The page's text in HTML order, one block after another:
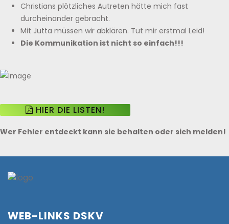
Christians plötzliches Autreten hätte mich fast
durcheinander gebracht.
Mit Jutta müssen wir abklären. Tut mir erstmal Leid!
Die Kommunikation ist nicht so einfach!!!
HIER DIE LISTEN!
Wer Fehler entdeckt kann sie behalten oder sich melden!
WEB-LINKS DSKV